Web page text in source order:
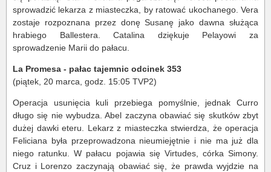
sprowadzić lekarza z miasteczka, by ratować ukochanego. Vera
zostaje rozpoznana przez donę Susanę jako dawna służąca
hrabiego Ballestera. Catalina dziękuje Pelayowi za
sprowadzenie Marii do pałacu.
La Promesa - pałac tajemnic odcinek 353
(piątek, 20 marca, godz. 15:05 TVP2)
Operacja usunięcia kuli przebiega pomyślnie, jednak Curro
długo się nie wybudza. Abel zaczyna obawiać się skutków zbyt
dużej dawki eteru. Lekarz z miasteczka stwierdza, że operacja
Feliciana była przeprowadzona nieumiejętnie i nie ma już dla
niego ratunku. W pałacu pojawia się Virtudes, córka Simony.
Cruz i Lorenzo zaczynają obawiać się, że prawda wyjdzie na